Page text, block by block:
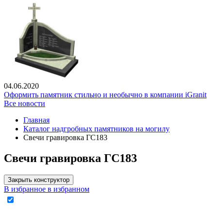
04.06.2020
Оформить памятник стильно и необычно в компании iGranit
Все новости
Главная
Каталог надгробных памятников на могилу
Свечи гравировка ГС183
Свечи гравировка ГС183
Закрыть конструктор
В избранное в избранном